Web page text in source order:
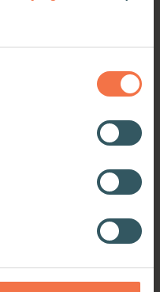
Strijkkwartetten in
Meer informatie